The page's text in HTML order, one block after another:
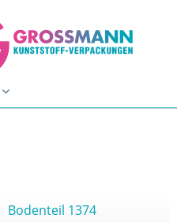
Bodenteil 1374